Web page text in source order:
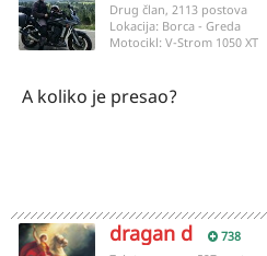
Drug član, 2113 postova
Lokacija: Borca - Greda
Motocikl: V-Strom 1050 XT
A koliko je presao?
dragan d 738